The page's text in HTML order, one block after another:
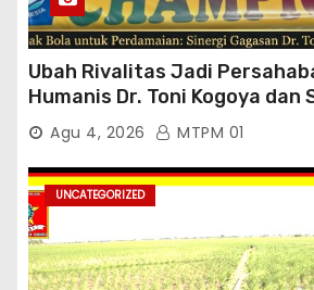
Ubah Rivalitas Jadi
Humanis Dr. Toni Kogoya dan
TimurAgu 4, 2026 MTPM 01
UNCATEGORIZED